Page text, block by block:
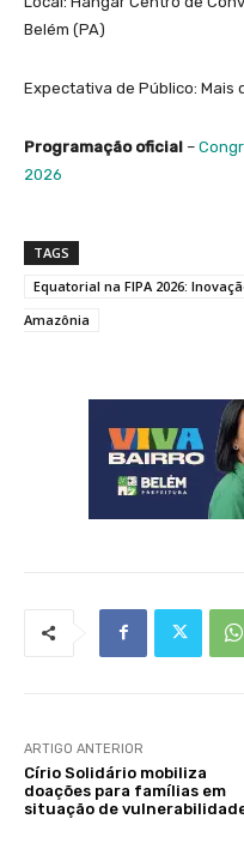
Belém (PA)
Expectativa de Público: Mais
Programação oficial –
2026
TAGS
Equatorial na FIPA 2026:
Amazônia
ARTIGO ANTERIOR
Círio Solidário mobiliza
doações para famílias em
situação de